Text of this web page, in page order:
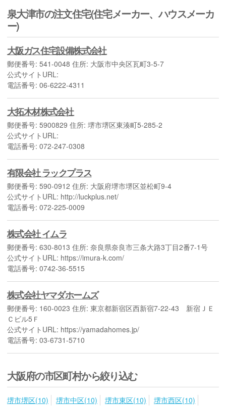
泉大津市の注文住宅(住宅メーカー、ハウスメーカ
ー)
大阪ガス住宅設備株式会社
郵便番号: 541-0048 住所: 大阪市中央区瓦町3-5-7
公式サイトURL:
電話番号: 06-6222-4311
大拓木材株式会社
郵便番号: 5900829 住所: 堺市堺区東湊町5-285-2
公式サイトURL:
電話番号: 072-247-0308
有限会社 ラックプラス
郵便番号: 590-0912 住所: 大阪府堺市堺区並松町9-4
公式サイトURL: http://luckplus.net/
電話番号: 072-225-0009
株式会社 イムラ
郵便番号: 630-8013 住所: 奈良県奈良市三条大路3丁目2番7-1号
公式サイトURL: https://imura-k.com/
電話番号: 0742-36-5515
株式会社ヤマダホームズ
郵便番号: 160-0023 住所: 東京都新宿区西新宿7-22-43 新宿ＪＥ
Ｃビル5Ｆ
公式サイトURL: https://yamadahomes.jp/
電話番号: 03-6731-5710
大阪府の市区町村から絞り込む
堺市堺区(10) 堺市中区(10) 堺市東区(10)
堺市西区(10)